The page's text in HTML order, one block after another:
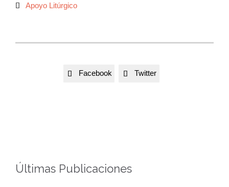
 Autor
Apoyo Litúrgico
 Facebook  Twitter
Últimas Publicaciones